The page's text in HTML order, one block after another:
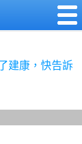
建康，快告訴